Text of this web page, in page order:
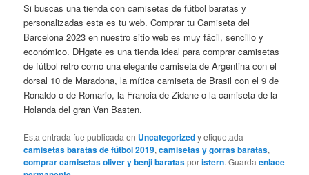
Si buscas una tienda con camisetas de fútbol baratas y
personalizadas esta es tu web. Comprar tu Camiseta del
Barcelona 2023 en nuestro sitio web es muy fácil, sencillo y
económico. DHgate es una tienda ideal para comprar camisetas
de fútbol retro como una elegante camiseta de Argentina con el
dorsal 10 de Maradona, la mítica camiseta de Brasil con el 9 de
Ronaldo o de Romario, la Francia de Zidane o la camiseta de la
Holanda del gran Van Basten.
Esta entrada fue publicada en Uncategorizedy etiquetada
camisetas baratas de fútbol 2019,camisetas y gorras baratas,
comprar camisetas oliver y benji baratasporistern. Guardaenlace